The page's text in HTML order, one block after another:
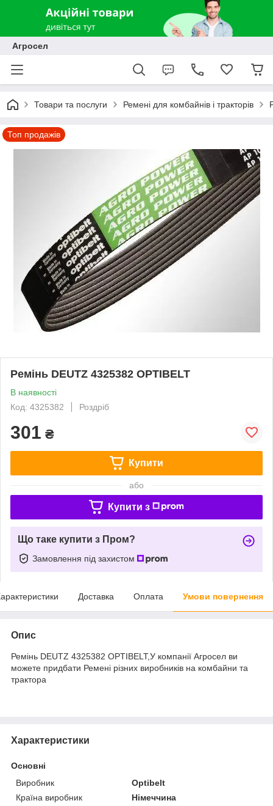
Агросел
Товари та послуги Ремені для комбайнів і тракторів
Топ продажів
Ремінь DEUTZ 4325382 OPTIBELT
В наявності
Код: 4325382
Роздріб
301 ₴
Купити
або
Купити з
Що таке купити з Пром?
Замовлення під захистом
Доставка Оплата Умови повернення
Опис
Ремінь DEUTZ 4325382 OPTIBELT,У компанії Агросел ви
можете придбати Ремені різних виробників на комбайни та
трактора
Характеристики
Основні
Виробник
Optibelt
Країна виробник
Німеччина